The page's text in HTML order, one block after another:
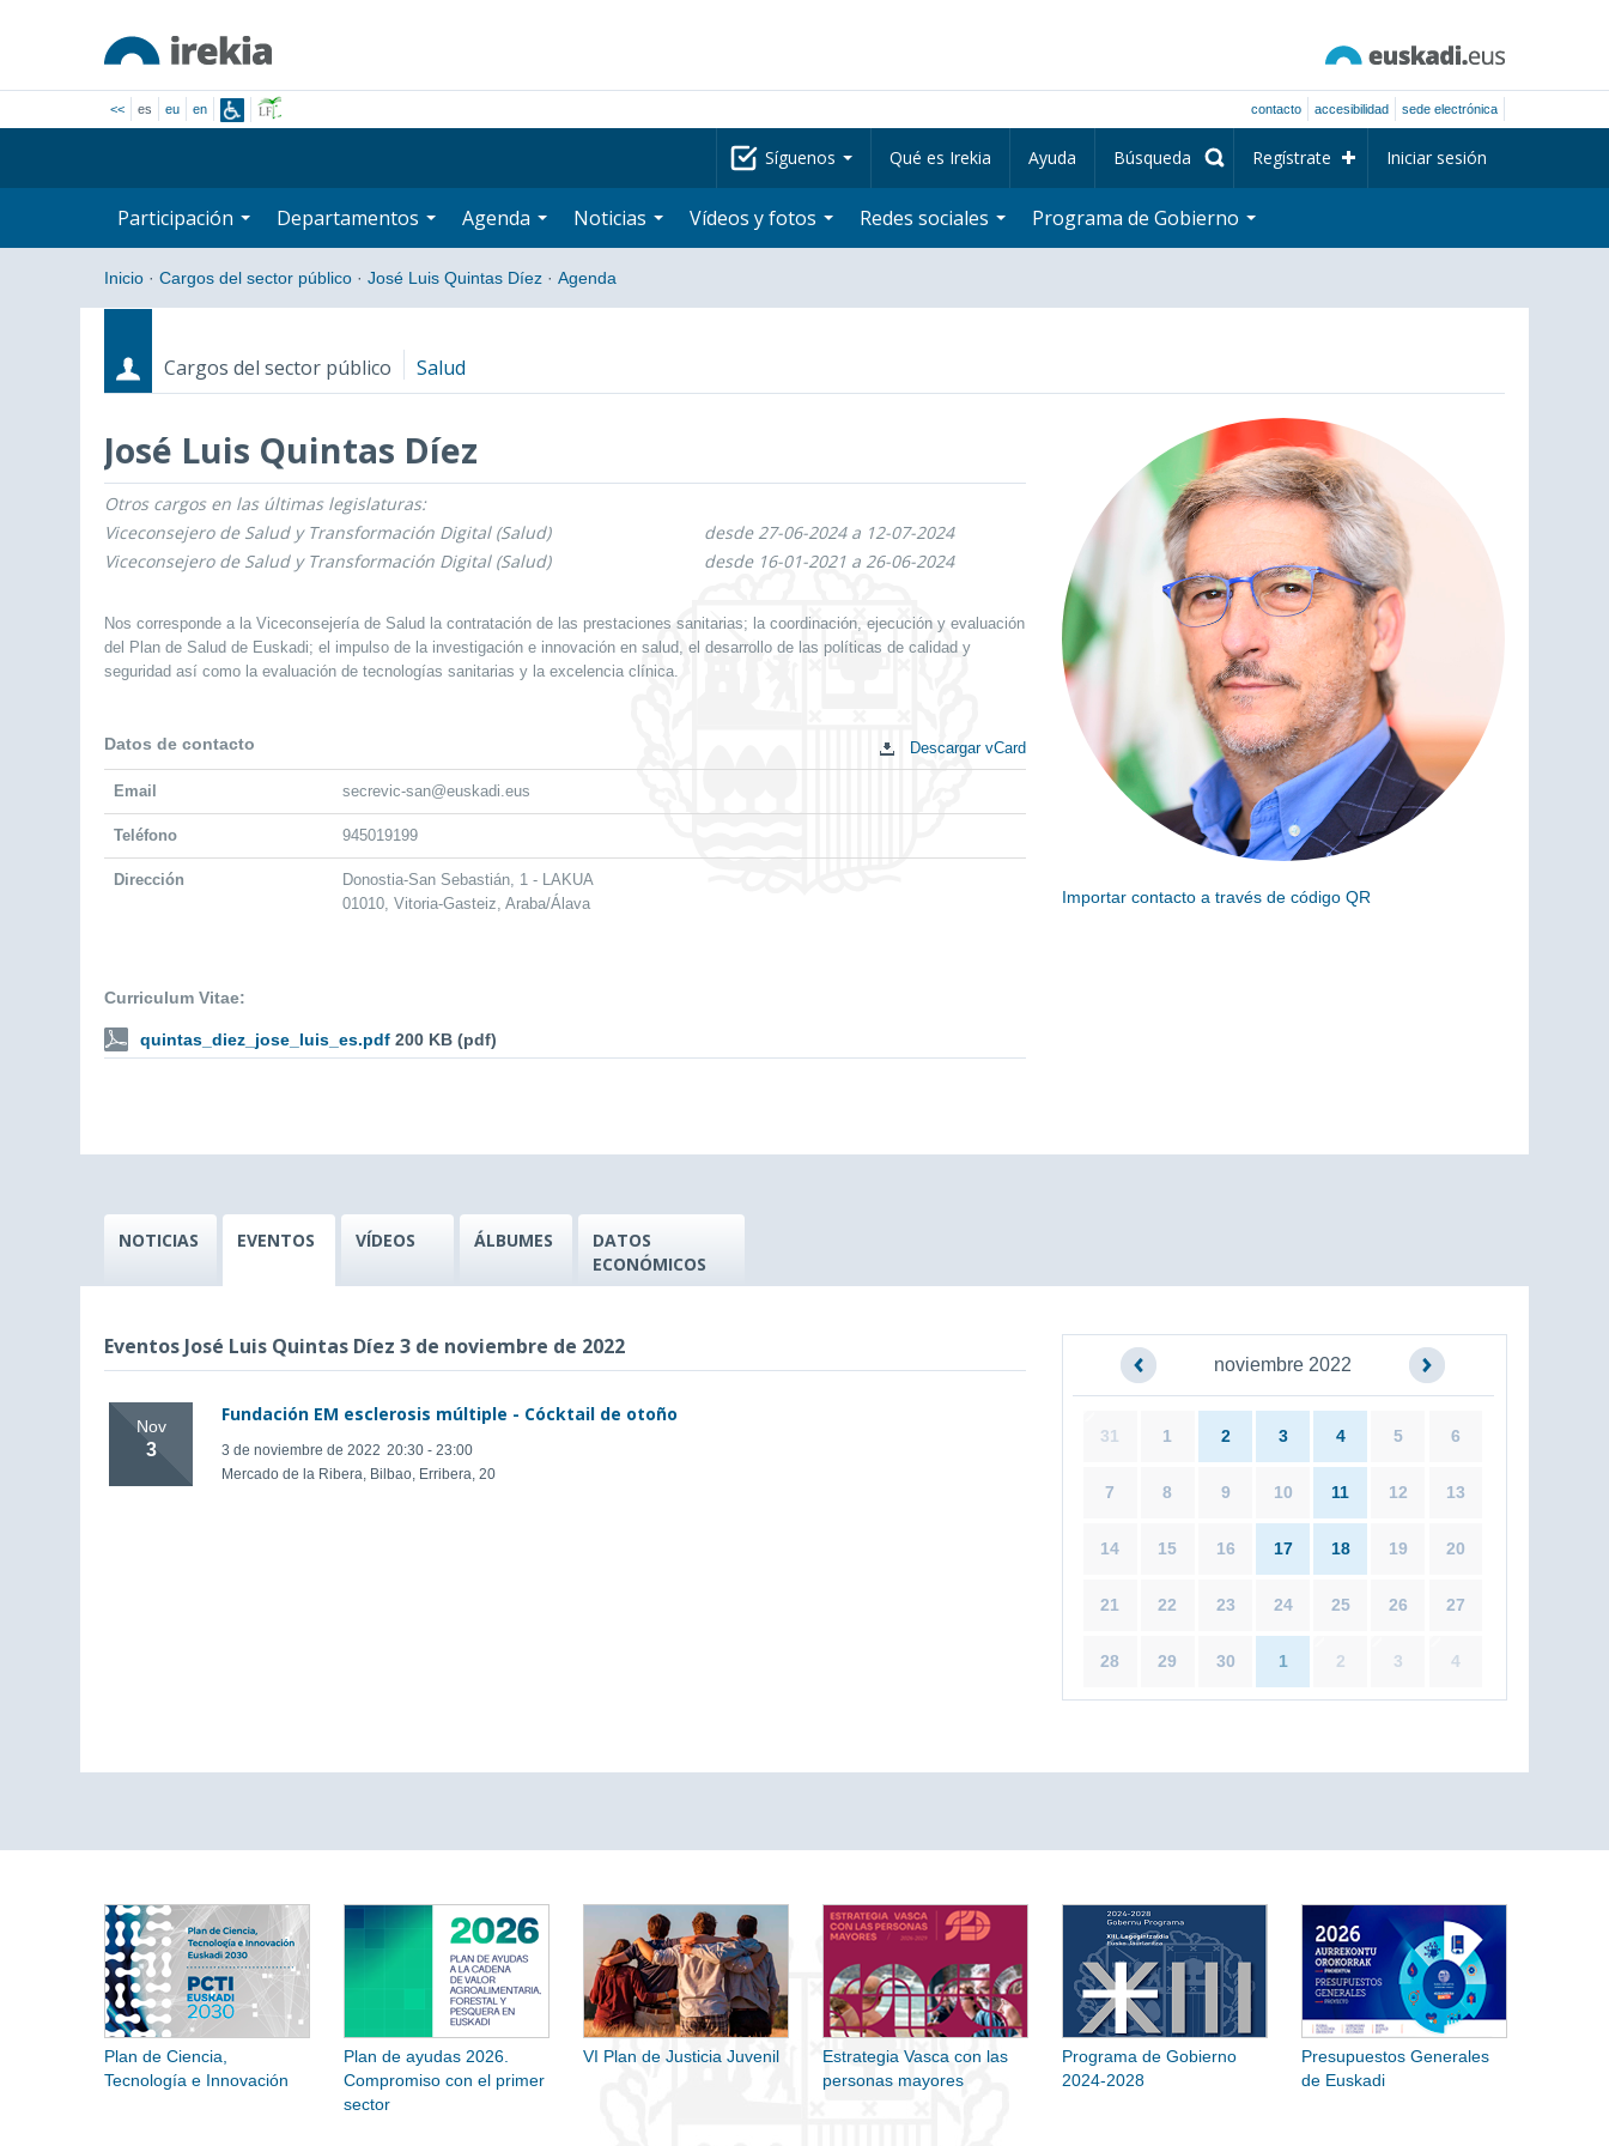
<< es eu en contacto accesibilidad sede electrónica
Síguenos Qué es Irekia Ayuda Búsqueda Regístrate Iniciar sesión
Participación Departamentos Agenda Noticias Vídeos y fotos Redes sociales Programa de Gobierno
Inicio · Cargos del sector público · José Luis Quintas Díez · Agenda
Cargos del sector público Salud
José Luis Quintas Díez
CargosFecha de inicio - Fecha fin
Otros cargos en las últimas legislaturas:
Viceconsejero de Salud y Transformación Digital (Salud)
desde 27-06-2024 a 12-07-2024
Viceconsejero de Salud y Transformación Digital (Salud)
desde 16-01-2021 a 26-06-2024
Nos corresponde a la Viceconsejería de Salud la contratación de las prestaciones sanitarias; la coordinación, ejecución y evaluación
del Plan de Salud de Euskadi; el impulso de la investigación e innovación en salud, el desarrollo de las políticas de calidad y
seguridad así como la evaluación de tecnologías sanitarias y la excelencia clínica.
Datos de contacto Descargar vCard
Email secrevic-san@euskadi.eus
Teléfono 945019199
Dirección
Donostia-San Sebastián, 1 - LAKUA
01010, Vitoria-Gasteiz, Araba/Álava
Curriculum Vitae:
quintas_diez_jose_luis_es.pdf 200 KB (pdf)
Importar contacto a través de código QR
NOTICIAS EVENTOS VÍDEOS ÁLBUMES
DATOS
ECONÓMICOS
Eventos José Luis Quintas Díez 3 de noviembre de 2022
Nov
3
Fundación EM esclerosis múltiple - Cócktail de otoño
3 de noviembre de 2022 20:30 - 23:00
Mercado de la Ribera, Bilbao, Erribera, 20
noviembre 2022
31 1 2 3 4 5 6
7 8 9 10 11 12 13
14 15 16 17 18 19 20
21 22 23 24 25 26 27
28 29 30 1 2 3 4
Plan de Ciencia,
Tecnología e Innovación
Plan de ayudas 2026.
Compromiso con el primer
sector
VI Plan de Justicia Juvenil
Estrategia Vasca con las
personas mayores
Programa de Gobierno
2024-2028
Presupuestos Generales
de Euskadi